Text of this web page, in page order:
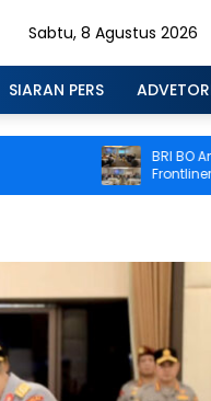
Sabtu, 8 Agustus 2026
SIARAN PERS
BRI BO
Frontliner
CS dan Teller